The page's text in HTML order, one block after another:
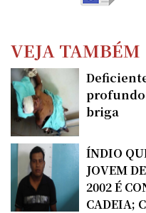
VEJA TAMBÉM
profundo
briga
ÍNDIO
JOVEM
2002 É
CADEIA;